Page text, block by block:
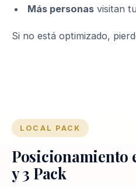
Más personas visitan
Si no está optimizado,
LOCAL PACK
Posicionamiento
y 3 Pack